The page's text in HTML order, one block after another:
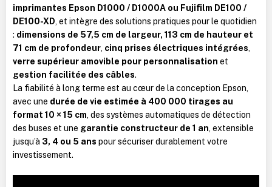
imprimantes Epson D1000 / D1000A ou Fujifilm DE100 /
DE100-XD, et intègre des solutions pratiques pour le quotidien
: dimensions de 57,5 cm de largeur, 113 cm de hauteur et
71 cm de profondeur, cinq prises électriques intégrées,
verre supérieur amovible pour personnalisation et
gestion facilitée des câbles.
La fiabilité à long terme est au cœur de la conception Epson,
avec une durée de vie estimée à 400 000 tirages au
format 10 × 15 cm, des systèmes automatiques de détection
des buses et une garantie constructeur de 1 an, extensible
jusqu’à 3, 4 ou 5 ans pour sécuriser durablement votre
investissement.